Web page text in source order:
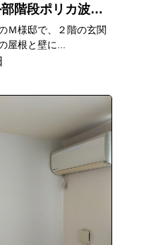
ポリカ波板張替工事
Ｍ様邸で、２階の玄関
屋根と壁に...